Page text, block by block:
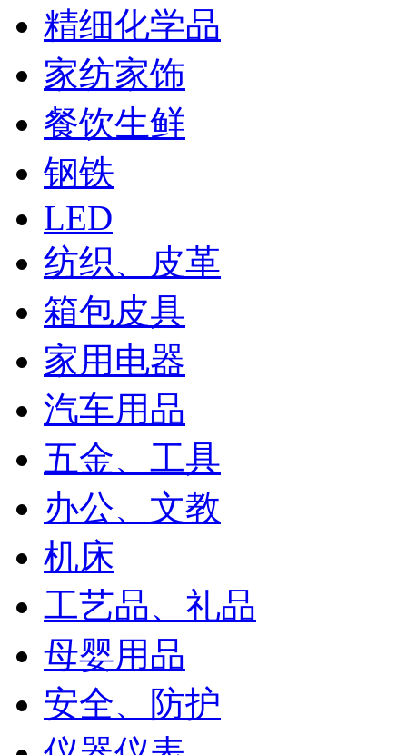
精细化学品
家纺家饰
餐饮生鲜
钢铁
LED
纺织、皮革
箱包皮具
家用电器
汽车用品
五金、工具
办公、文教
机床
工艺品、礼品
母婴用品
安全、防护